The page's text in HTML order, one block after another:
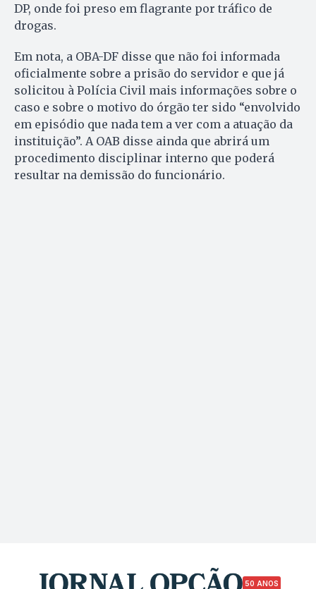
DP, onde foi preso em flagrante por tráfico de
drogas.
Em nota, a OBA-DF disse que não foi informada
oficialmente sobre a prisão do servidor e que já
solicitou à Polícia Civil mais informações sobre o
caso e sobre o motivo do órgão ter sido “envolvido
em episódio que nada tem a ver com a atuação da
instituição”. A OAB disse ainda que abrirá um
procedimento disciplinar interno que poderá
resultar na demissão do funcionário.
50 ANOS